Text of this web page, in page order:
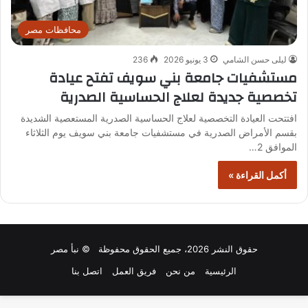
محافظات مصر
ليلى حسن الشامي 3 يونيو 2026 236
مستشفيات جامعة بني سويف تفتح عيادة
تخصصية جديدة لعلاج الحساسية الصدرية
افتتحت العيادة التخصصية لعلاج الحساسية الصدرية المستعصية الشديدة
بقسم الأمراض الصدرية في مستشفيات جامعة بني سويف يوم الثلاثاء
الموافق 2…
أكمل القراءة »
حقوق النشر 2026، جميع الحقوق محفوظة © نبأ مصر
الرئيسية
من نحن فريق العمل اتصل بنا